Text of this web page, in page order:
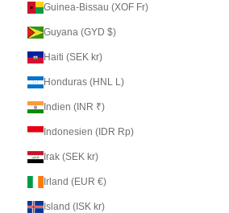
Guinea-Bissau (XOF Fr)
Guyana (GYD $)
Haiti (SEK kr)
Honduras (HNL L)
Indien (INR ₹)
Indonesien (IDR Rp)
Irak (SEK kr)
Irland (EUR €)
Island (ISK kr)